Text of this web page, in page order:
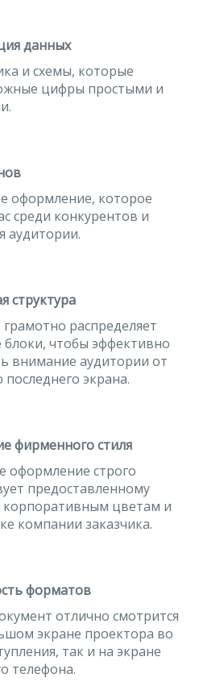
данных
и схемы, которые
цифры простыми и
оформление, которое
среди конкурентов и
аудитории.
структура
распределяет
чтобы эффективно
внимание аудитории от
последнего экрана.
фирменного стиля
оформление строго
предоставленному
корпоративным цветам и
компании заказчика.
форматов
отлично смотрится
экране проектора во
так и на экране
телефона.